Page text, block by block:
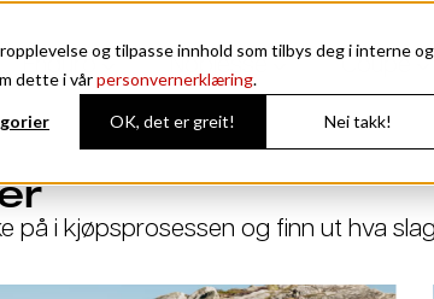
og tilpasse innhold som tilbys deg i interne og
dette i vårpersonvernerklæring.
OK, det er greit! Nei takk!
Enduro Coupe
på i kjøpsprosessen og finn ut hva